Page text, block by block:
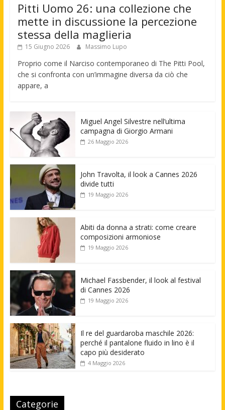
Pitti Uomo 26: una collezione che
mette in discussione la percezione
stessa della maglieria
15 Giugno 2026 Massimo Lupo
Proprio come il Narciso contemporaneo di The Pitti Pool,
che si confronta con un’immagine diversa da ciò che
appare, a
Miguel Angel Silvestre nell’ultima
campagna di Giorgio Armani
26 Maggio 2026
John Travolta, il look a Cannes 2026
divide tutti
19 Maggio 2026
Abiti da donna a strati: come creare
composizioni armoniose
19 Maggio 2026
Michael Fassbender, il look al festival
di Cannes 2026
19 Maggio 2026
Il re del guardaroba maschile 2026:
perché il pantalone fluido in lino è il
capo più desiderato
4 Maggio 2026
Categorie